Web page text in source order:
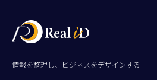
情報を整理し、ビジネスをデザインする